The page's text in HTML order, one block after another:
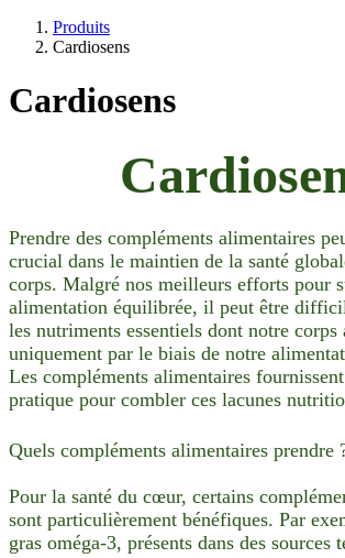
Produits
Cardiosens
Cardiosens
Prendre des compléments alimentaires
crucial dans le maintien de la santé
corps. Malgré nos meilleurs efforts pour
alimentation équilibrée, il peut être
les nutriments essentiels dont notre corps
uniquement par le biais de notre
Les compléments alimentaires
pratique pour combler ces lacunes
Quels compléments alimentaires prendre
Pour la santé du cœur, certains
sont particulièrement bénéfiques. Par
gras oméga-3, présents dans des sources